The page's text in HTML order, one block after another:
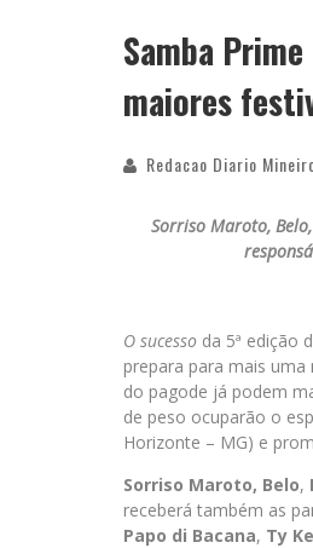
Samba
maiores
Redacao Diario
Sorriso Maroto,
O sucesso da 5ª edição
prepara para mais uma
do pagode já podem
de peso ocuparão o
Horizonte – MG) e
Sorriso Maroto, Belo,
receberá também as
Papo di Bacana, Ty